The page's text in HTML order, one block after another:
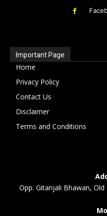
Important Page
Home
Privacy Policy
Contact Us
Disclaimer
Terms and Conditions
Opp. Gitanjali Bhawan, Old